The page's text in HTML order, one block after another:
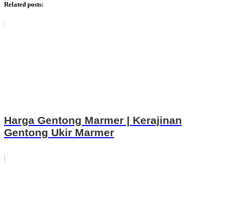
Related posts:
Harga Gentong Marmer | Kerajinan
Gentong Ukir Marmer